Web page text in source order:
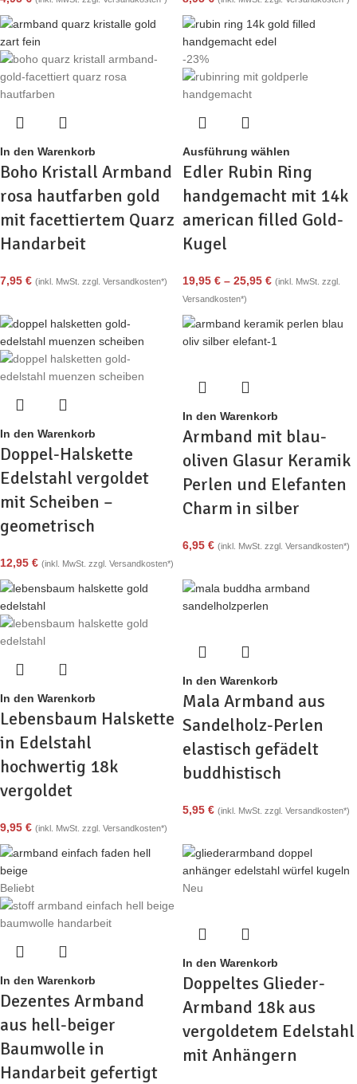
In den Warenkorb
Boho Kristall Armband
rosa hautfarben gold
mit facettiertem Quarz
Handarbeit
7,95 € (inkl. MwSt. zzgl. Versandkosten*)
-23%
Ausführung wählen
Edler Rubin Ring
handgemacht mit 14k
american filled Gold-
Kugel
19,95 € – 25,95 € (inkl. MwSt. zzgl.
Versandkosten*)
In den Warenkorb
Doppel-Halskette
Edelstahl vergoldet
mit Scheiben –
geometrisch
12,95 € (inkl. MwSt. zzgl. Versandkosten*)
In den Warenkorb
Armband mit blau-
oliven Glasur Keramik
Perlen und Elefanten
Charm in silber
6,95 € (inkl. MwSt. zzgl. Versandkosten*)
In den Warenkorb
Lebensbaum Halskette
in Edelstahl
hochwertig 18k
vergoldet
9,95 € (inkl. MwSt. zzgl. Versandkosten*)
In den Warenkorb
Mala Armband aus
Sandelholz-Perlen
elastisch gefädelt
buddhistisch
5,95 € (inkl. MwSt. zzgl. Versandkosten*)
Beliebt
In den Warenkorb
Dezentes Armband
aus hell-beiger
Baumwolle in
Handarbeit gefertigt
Neu
In den Warenkorb
Doppeltes Glieder-
Armband 18k aus
vergoldetem Edelstahl
mit Anhängern